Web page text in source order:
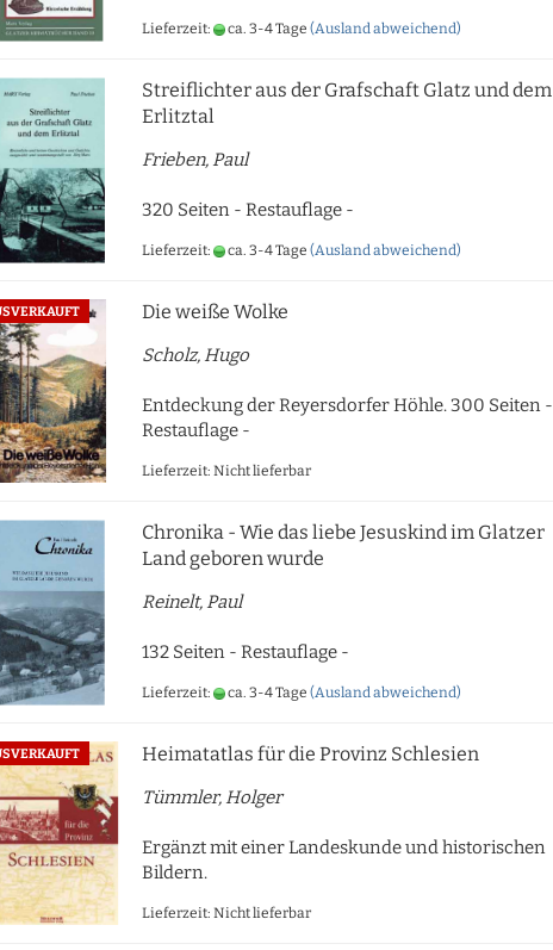
Lieferzeit: ca. 3-4 Tage (Ausland abweichend)
Streiflichter aus der Grafschaft Glatz und dem
Erlitztal
Frieben, Paul
320 Seiten - Restauflage -
Lieferzeit: ca. 3-4 Tage (Ausland abweichend)
Die weiße Wolke
Scholz, Hugo
Entdeckung der Reyersdorfer Höhle. 300 Seiten -
Restauflage -
Lieferzeit: Nicht lieferbar
Chronika - Wie das liebe Jesuskind im Glatzer
Land geboren wurde
Reinelt, Paul
132 Seiten - Restauflage -
Lieferzeit: ca. 3-4 Tage (Ausland abweichend)
Heimatatlas für die Provinz Schlesien
Tümmler, Holger
Ergänzt mit einer Landeskunde und historischen
Bildern.
Lieferzeit: Nicht lieferbar